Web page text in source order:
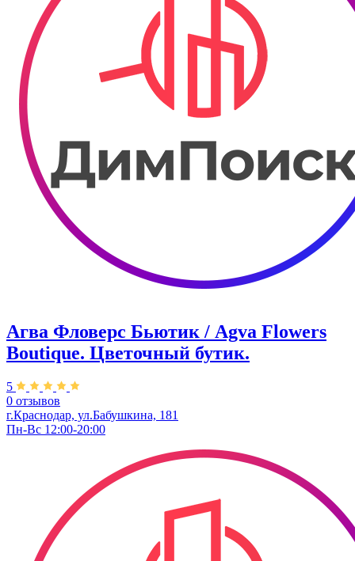
Агва Фловерс Бьютик / Agva Flowers
Boutique. ​Цветочный бутик.
5
0 отзывов
г.Краснодар, ул.Бабушкина, 181
Пн-Вс 12:00-20:00